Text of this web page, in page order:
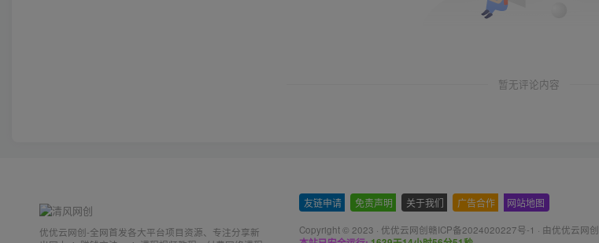
暂无评论内容
优优云网创-全网首发各大平台项目资源、专注分享新
友链申请 免责声明 关于我们 广告合作 网站地图
Copyright © 2023 · 优优云网创赣ICP备2024020227号-1 · 由优优云网创